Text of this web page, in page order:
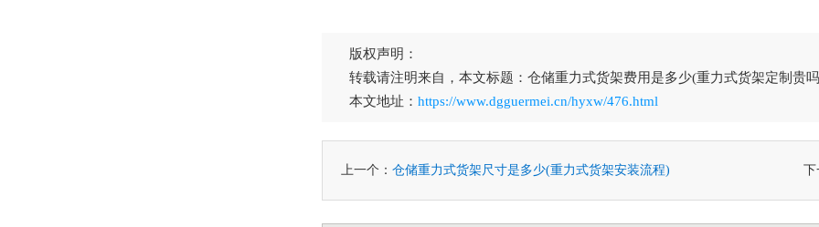
版权声明：
转载请注明来自，本文标题：仓储重力式货架费用是多少(重力式货架定制贵
本文地址： https://www.dgguermei.cn/hyxw/476.html
上一个： 仓储重力式货架尺寸是多少(重力式货架安装流程) 下